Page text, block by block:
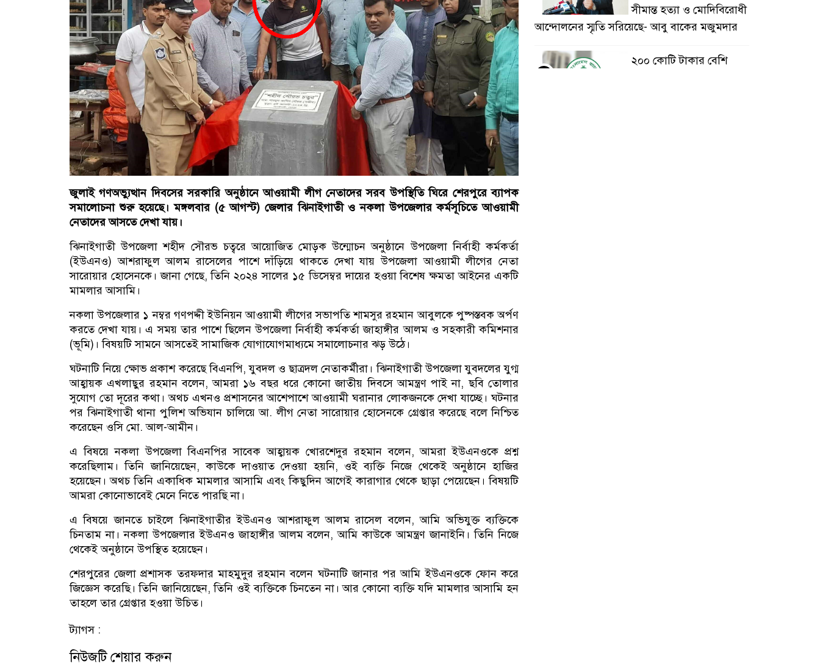
জুলাই গণঅভ্যুত্থান দিবসের সরকারি অনুষ্ঠানে আওয়ামী লীগ নেতাদের সরব উপস্থিতি ঘিরে শেরপুরে ব্যাপক
সমালোচনা শুরু হয়েছে। মঙ্গলবার (৫ আগস্ট) জেলার ঝিনাইগাতী ও নকলা উপজেলার কর্মসূচিতে আওয়ামী
নেতাদের আসতে দেখা যায়।
ঝিনাইগাতী উপজেলা শহীদ সৌরভ চত্বরে আয়োজিত মোড়ক উন্মোচন অনুষ্ঠানে উপজেলা নির্বাহী কর্মকর্তা
(ইউএনও) আশরাফুল আলম রাসেলের পাশে দাঁড়িয়ে থাকতে দেখা যায় উপজেলা আওয়ামী লীগের নেতা
সারোয়ার হোসেনকে। জানা গেছে, তিনি ২০২৪ সালের ১৫ ডিসেম্বর দায়ের হওয়া বিশেষ ক্ষমতা আইনের একটি
মামলার আসামি।
নকলা উপজেলার ১ নম্বর গণপদ্দী ইউনিয়ন আওয়ামী লীগের সভাপতি শামসুর রহমান আবুলকে পুষ্পস্তবক অর্পণ
করতে দেখা যায়। এ সময় তার পাশে ছিলেন উপজেলা নির্বাহী কর্মকর্তা জাহাঙ্গীর আলম ও সহকারী কমিশনার
(ভূমি)। বিষয়টি সামনে আসতেই সামাজিক যোগাযোগমাধ্যমে সমালোচনার ঝড় উঠে।
ঘটনাটি নিয়ে ক্ষোভ প্রকাশ করেছে বিএনপি, যুবদল ও ছাত্রদল নেতাকর্মীরা। ঝিনাইগাতী উপজেলা যুবদলের যুগ্ম
আহ্বায়ক এখলাছুর রহমান বলেন, আমরা ১৬ বছর ধরে কোনো জাতীয় দিবসে আমন্ত্রণ পাই না, ছবি তোলার
সুযোগ তো দূরের কথা। অথচ এখনও প্রশাসনের আশেপাশে আওয়ামী ঘরানার লোকজনকে দেখা যাচ্ছে। ঘটনার
পর ঝিনাইগাতী থানা পুলিশ অভিযান চালিয়ে আ. লীগ নেতা সারোয়ার হোসেনকে গ্রেপ্তার করেছে বলে নিশ্চিত
করেছেন ওসি মো. আল-আমীন।
এ বিষয়ে নকলা উপজেলা বিএনপির সাবেক আহ্বায়ক খোরশেদুর রহমান বলেন, আমরা ইউএনওকে প্রশ্ন
করেছিলাম। তিনি জানিয়েছেন, কাউকে দাওয়াত দেওয়া হয়নি, ওই ব্যক্তি নিজে থেকেই অনুষ্ঠানে হাজির
হয়েছেন। অথচ তিনি একাধিক মামলার আসামি এবং কিছুদিন আগেই কারাগার থেকে ছাড়া পেয়েছেন। বিষয়টি
আমরা কোনোভাবেই মেনে নিতে পারছি না।
এ বিষয়ে জানতে চাইলে ঝিনাইগাতীর ইউএনও আশরাফুল আলম রাসেল বলেন, আমি অভিযুক্ত ব্যক্তিকে
চিনতাম না। নকলা উপজেলার ইউএনও জাহাঙ্গীর আলম বলেন, আমি কাউকে আমন্ত্রণ জানাইনি। তিনি নিজে
থেকেই অনুষ্ঠানে উপস্থিত হয়েছেন।
শেরপুরের জেলা প্রশাসক তরফদার মাহমুদুর রহমান বলেন ঘটনাটি জানার পর আমি ইউএনওকে ফোন করে
জিজ্ঞেস করেছি। তিনি জানিয়েছেন, তিনি ওই ব্যক্তিকে চিনতেন না। আর কোনো ব্যক্তি যদি মামলার আসামি হন
তাহলে তার গ্রেপ্তার হওয়া উচিত।
ট্যাগস :
নিউজটি শেয়ার করুন
সীমান্ত হত্যা ও মোদিবিরোধী
আন্দোলনের স্মৃতি সরিয়েছে- আবু বাকের মজুমদার
২০০ কোটি টাকার বেশি